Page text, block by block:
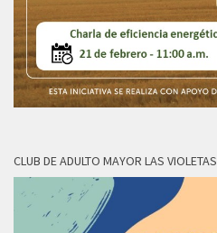
CLUB DE ADULTO MAYOR LAS VIOLETAS